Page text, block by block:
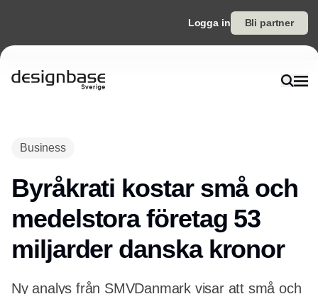
Logga in Bli partner
Business
Byråkrati kostar små och
medelstora företag 53
miljarder danska kronor
Ny analys från SMVDanmark visar att små och